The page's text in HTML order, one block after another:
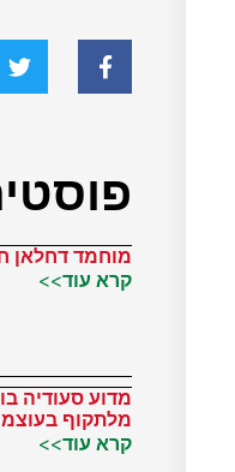
מוחמד דחלאן
קרא עוד>>
מדוע סעודיה
מלתקוף
קרא עוד>>